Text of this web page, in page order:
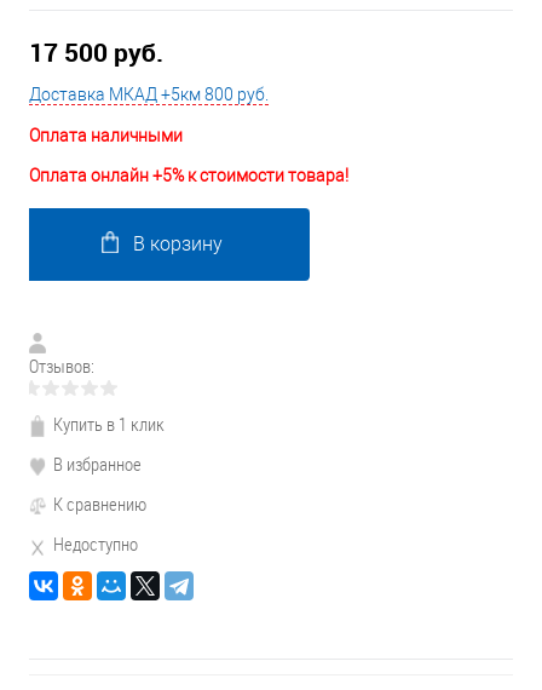
17 500 руб.
Доставка МКАД +5км 800 руб.
Оплата наличными
Оплата онлайн +5% к стоимости товара!
В корзину
Отзывов:
Купить в 1 клик
В избранное
К сравнению
Недоступно